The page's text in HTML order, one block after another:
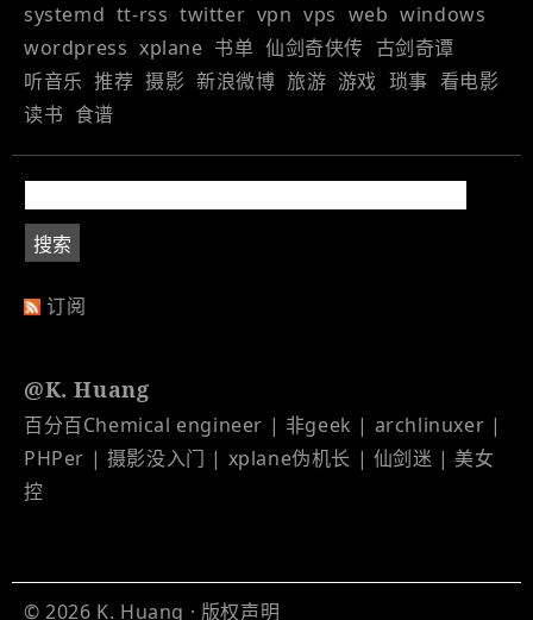
systemd tt-rss twitter vpn vps web windows
wordpress xplane 书单 仙剑奇侠传 古剑奇谭
听音乐 推荐 摄影 新浪微博 旅游 游戏 琐事 看电影
读书 食谱
订阅
@K. Huang
百分百Chemical engineer | 非geek | archlinuxer |
PHPer | 摄影没入门 | xplane伪机长 | 仙剑迷 | 美女
控
© 2026 K. Huang · 版权声明